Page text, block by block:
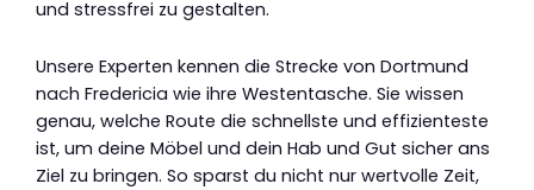
und stressfrei zu gestalten.
Unsere Experten kennen die Strecke von Dortmund
nach Fredericia wie ihre Westentasche. Sie wissen
genau, welche Route die schnellste und effizienteste
ist, um deine Möbel und dein Hab und Gut sicher ans
Ziel zu bringen. So sparst du nicht nur wertvolle Zeit,